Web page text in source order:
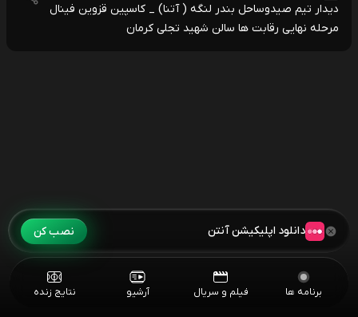
دیدار تیم صیدوساحل بندر لنگه ( آتنا) _ کاسپین قزوین فینال
مرحله نهایی رقابت ها سالن شهید تجلی کرمان
برنامه ها فیلم و سریال آرشیو نتایج زنده
دانلود اپلیکیشن آنتن نصب کن